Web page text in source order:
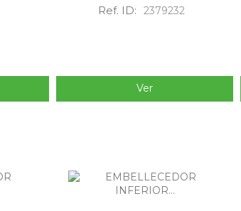
Ref. ID: 2379232
Ver